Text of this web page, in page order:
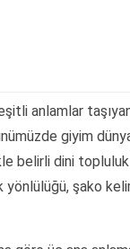
anlamlar
giyim
belirli dini
yönlülüğü, şako